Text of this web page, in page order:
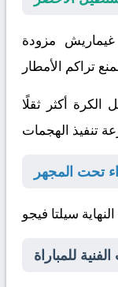
مزودة
تراكم الأمطار
أكثر ثقلًا
تنفيذ الهجمات
سيلتا فيجو